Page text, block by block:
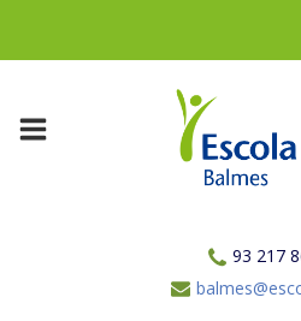
93 217